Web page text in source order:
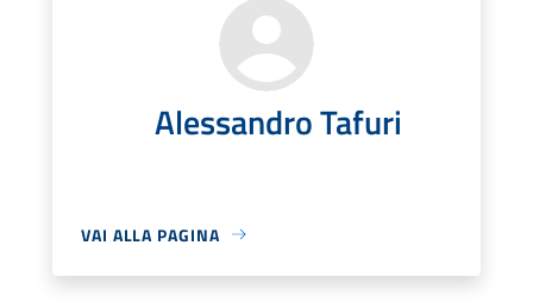
Alessandro Tafuri
VAI ALLA PAGINA